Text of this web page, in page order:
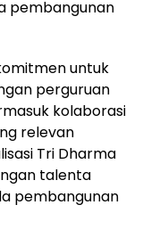
pembangunan
untuk
perguruan
kolaborasi
relevan
Tri Dharma
talenta
pembangunan